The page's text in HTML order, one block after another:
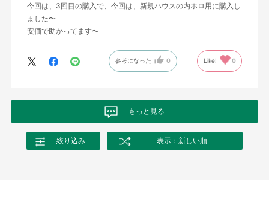
今回は、3回目の購入で、今回は、新規ハウスの内ホロ用に購入し
ました〜
安価で助かってます〜
参考になった 0 Like! 0
もっと見る
絞り込み 表示：新しい順